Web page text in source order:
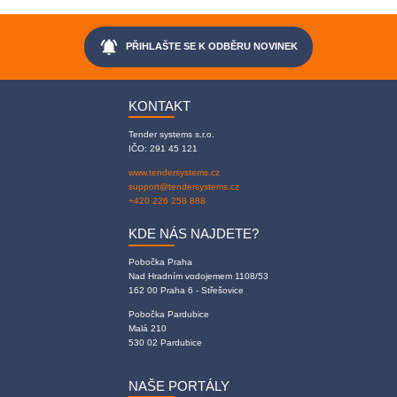
notifications_active PŘIHLAŠTE SE K ODBĚRU NOVINEK
KONTAKT
Tender systems s.r.o.
IČO: 291 45 121
www.tendersystems.cz
support@tendersystems.cz
+420 226 258 888
KDE NÁS NAJDETE?
Pobočka Praha
Nad Hradním vodojemem 1108/53
162 00 Praha 6 - Střešovice
Pobočka Pardubice
Malá 210
530 02 Pardubice
NAŠE PORTÁLY